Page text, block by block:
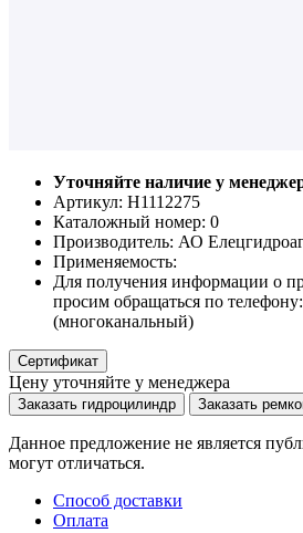
Уточняйте наличие у
Артикул: Н1112275
Каталожный номер: 0
Производитель: АО
Применяемость:
Для получения информации о
просим обращаться по
(многоканальный)
Сертификат
Цену уточняйте у менеджера
Заказать гидроцилиндр Заказать
Данное предложение не является
могут отличаться.
Способ доставки
Оплата